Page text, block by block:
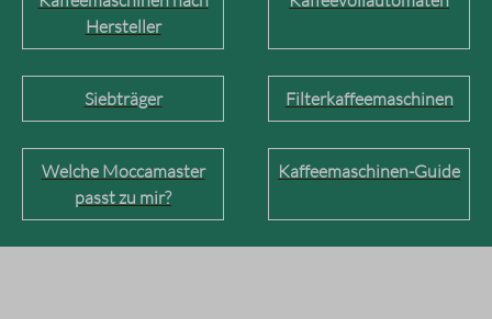
Hersteller
Siebträger Filterkaffeemaschinen
Welche Moccamaster
passt zu mir?
Kaffeemaschinen-Guide